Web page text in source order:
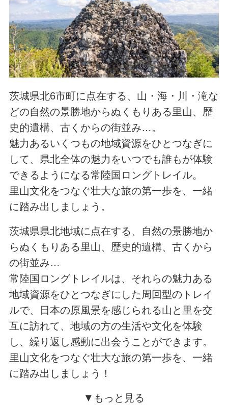
茨城県北6市町に点在する、山・海・川・滝な
どの自然の景勝地からぬくもりある里山、歴
史的遺構、古くからの街並み…。
魅力あるいくつもの地域資源をひとつなぎに
して、県北全体の魅力をいつでも誰もが体験
できるようになる常陸国ロングトレイル。
里山文化をつなぐ壮大な旅の第一歩を、一緒
に踏み出しましょう。
茨城県県北地域に点在する、自然の景勝地か
らぬくもりある里山、歴史的遺構、古くから
の街並み…
常陸国ロングトレイルは、それらの魅力ある
地域資源をひとつなぎにした周回型のトレイ
ルで、日本の原風景を感じられる山と里を交
互に訪れて、地域の方の生活や文化を体験
し、繰り返し感動に出会うことができます。
里山文化をつなぐ壮大な旅の第一歩を、一緒
に踏み出しましょう！
▼もっと見る